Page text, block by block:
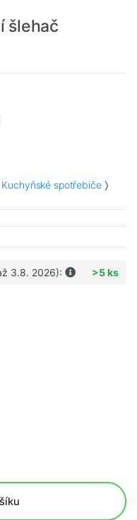
šlehač
Kuchyňské spotřebiče
3.8. 2026): >5 ks